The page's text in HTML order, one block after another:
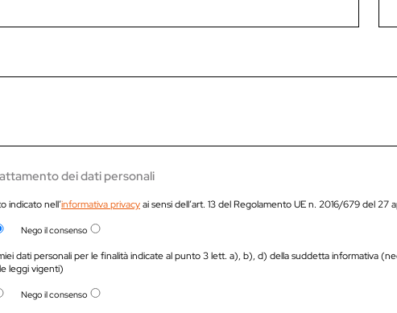
dei dati personali
indicato nell’informativa privacyai sensi dell’art. 13 del Regolamento UE n. 2016/679 del 27
Nego il consenso
dati personali per le finalità indicate al punto 3 lett. a), b), d) della suddetta informativa
leggi vigenti)
Nego il consenso